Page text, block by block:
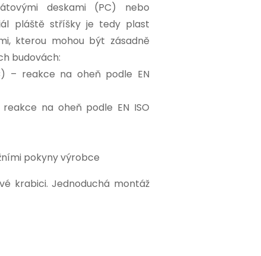
deskami (PC) nebo
pláště stříšky je tedy plast
kterou mohou být zásadně
budovách:
– reakce na oheň podle EN
na oheň podle EN ISO
pokyny výrobce
krabici. Jednoduchá montáž